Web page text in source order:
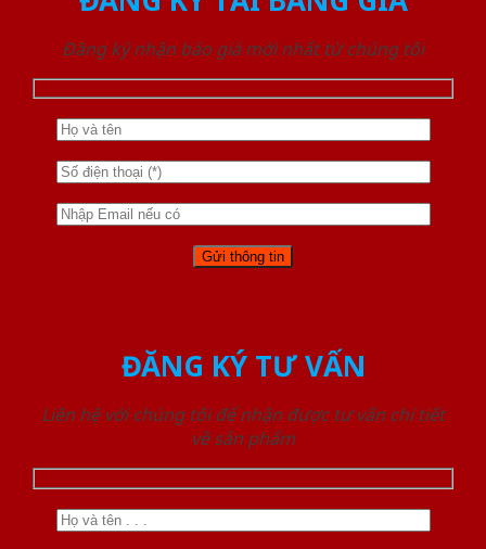
Đăng ký nhận báo giá mới nhất từ chúng tôi
ĐĂNG KÝ TƯ VẤN
Liên hệ với chúng tôi để nhận được tư vấn chi tiết
về sản phẩm